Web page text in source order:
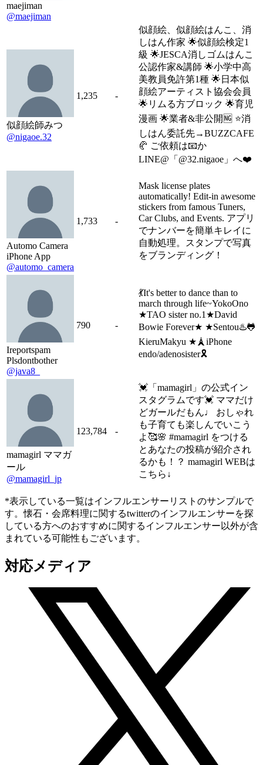
maejiman
@maejiman
似顔絵師みつ
@nigaoe.32
1,235 -
似顔絵、似顔絵はんこ、消
しはん作家 🌟似顔絵検定1
級 🌟JESCA消しゴムはんこ
公認作家&講師 🌟小学中高
美教員免許第1種 🌟日本似
顔絵アーティスト協会会員
🌟リムる方ブロック 🌟育児
漫画 🌟業者&非公開🆖 ⭐️消
しはん委託先→BUZZCAFE
🥐 ご依頼は📧か
LINE@「@32.nigaoe」へ❤️
Automo Camera
iPhone App
@automo_camera
1,733 -
Mask license plates
automatically! Edit-in awesome
stickers from famous Tuners,
Car Clubs, and Events. アプリ
でナンバーを簡単キレイに
自動処理。スタンプで写真
をブランディング！
Ireportspam
Plsdontbother
@java8_
790 -
💃It's better to dance than to
march through life~YokoOno
★TAO sister no.1★David
Bowie Forever★ ★Sentou♨️🐸
KieruMakyu ★🗼iPhone
endo/adenosister🎗
mamagirl ママガ
ール
@mamagirl_jp
123,784 -
💓「mamagirl」の公式イン
スタグラムです💓 ママだけ
どガールだもん♩ おしゃれ
も子育ても楽しんでいこう
よ🥰🌸 #mamagirl をつける
とあなたの投稿が紹介され
るかも！？ mamagirl WEBは
こちら↓
*表示している一覧はインフルエンサーリストのサンプルで
す。懐石・会席料理に関するtwitterのインフルエンサーを探
している方へのおすすめに関するインフルエンサー以外が含
まれている可能性もございます。
対応メディア